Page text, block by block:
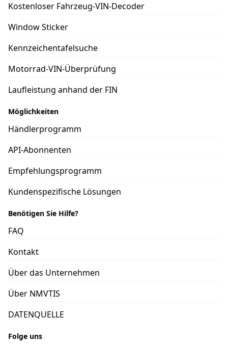
Kostenloser Fahrzeug-VIN-Decoder
Window Sticker
Kennzeichentafelsuche
Motorrad-VIN-Überprüfung
Laufleistung anhand der FIN
Möglichkeiten
Händlerprogramm
API-Abonnenten
Empfehlungsprogramm
Kundenspezifische Lösungen
Benötigen Sie Hilfe?
FAQ
Kontakt
Über das Unternehmen
Über NMVTIS
DATENQUELLE
Folge uns